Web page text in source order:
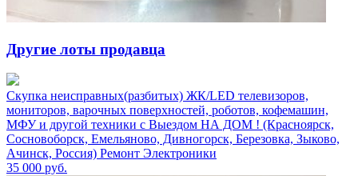
Другие лоты продавца
Скупка неисправных(разбитых) ЖК/LED телевизоров,
мониторов, варочных поверхностей, роботов, кофемашин,
МФУ и другой техники с Выездом НА ДОМ ! (Красноярск,
Сосновоборск, Емельяново, Дивногорск, Березовка, Зыково,
Ачинск, Россия) Ремонт Электроники
35 000 руб.